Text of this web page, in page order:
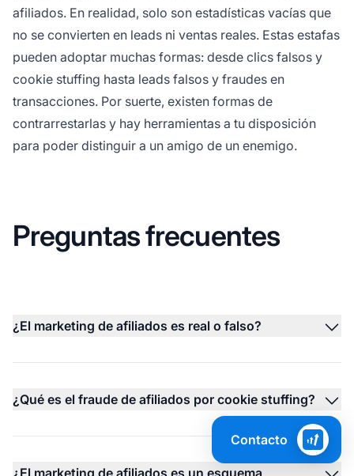
afiliados. En realidad, solo son estadísticas vacías que
no se convierten en leads ni ventas reales. Estas estafas
pueden adoptar muchas formas: desde clics falsos y
cookie stuffing hasta leads falsos y fraudes en
transacciones. Por suerte, existen formas de
contrarrestarlas y hay herramientas a tu disposición
para poder distinguir a un amigo de un enemigo.
Preguntas frecuentes
¿El marketing de afiliados es real o falso?
¿Qué es el fraude de afiliados por cookie stuffing?
Contacto